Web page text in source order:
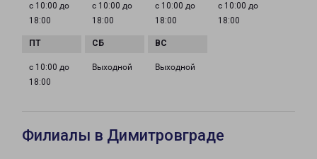
с 10:00 до
18:00
с 10:00 до
18:00
с 10:00 до
18:00
с 10:00 до
18:00
с 10:00 до
18:00
Выходной Выходной
Филиалы в Димитровграде